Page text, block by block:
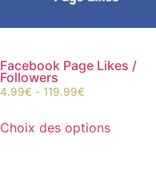
Facebook Page Likes /
Followers
4.99€ - 119.99€
Choix des options